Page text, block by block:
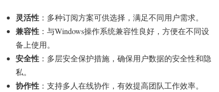
灵活性 ：多种订阅方案可供选择，满足不同用户需求。
兼容性 ：与Windows操作系统兼容性良好，方便在不同设
备上使用。
安全性 ：多层安全保护措施，确保用户数据的安全性和隐
私。
协作性 ：支持多人在线协作，有效提高团队工作效率。